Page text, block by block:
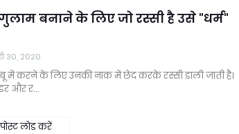
बनाने के लिए जो रस्सी है उसे "धर्म"
30, 2020
में करने के लिए उनकी नाक में छेद करके रस्सी डाली जाती है।
और र…
पोस्ट लोड करें